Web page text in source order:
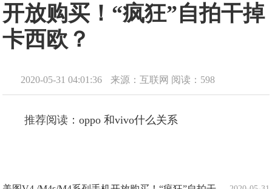
开放购买！“疯狂”自拍干掉
卡西欧？
2020-05-31 04:01:36 来源：互联网 阅读：598
推荐阅读：oppo 和vivo什么关系